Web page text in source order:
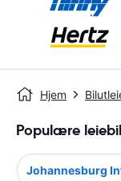
Hjem
Populære
Johannesburg